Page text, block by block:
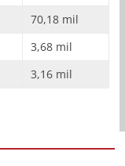
70,18 mil
3,68 mil
3,16 mil